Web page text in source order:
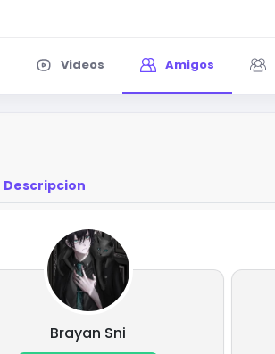
Videos Amigos
Descripcion
Brayan Sni